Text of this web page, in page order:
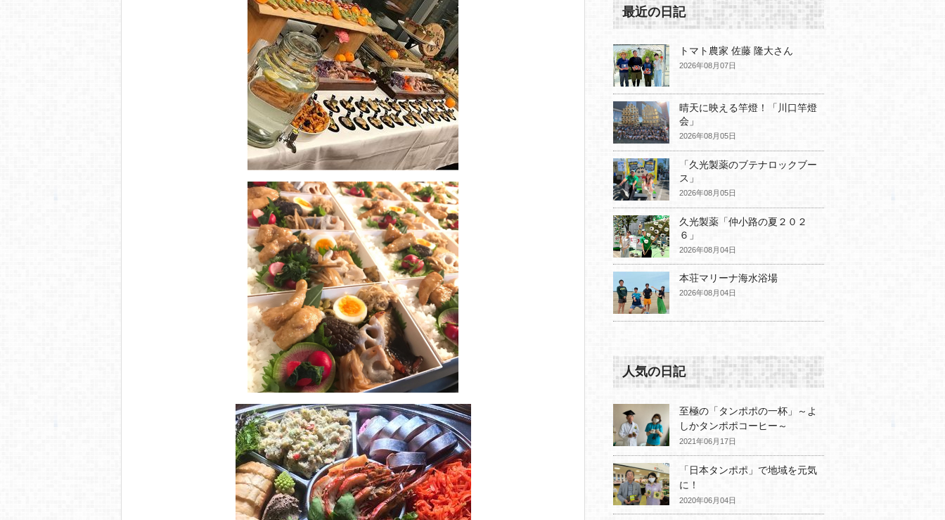
最近の日記
トマト農家 佐藤 隆大さん
2026年08月07日
晴天に映える竿燈！「川口竿燈
会」
2026年08月05日
「久光製薬のブテナロックブー
ス」
2026年08月05日
久光製薬「仲小路の夏２０２
６」
2026年08月04日
本荘マリーナ海水浴場
2026年08月04日
人気の日記
至極の「タンポポの一杯」～よ
しかタンポポコーヒー～
2021年06月17日
「日本タンポポ」で地域を元気
に！
2020年06月04日